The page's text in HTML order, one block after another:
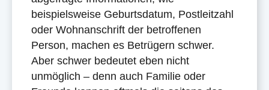
beispielsweise Geburtsdatum, Postleitzahl
oder Wohnanschrift der betroffenen
Person, machen es Betrügern schwer.
Aber schwer bedeutet eben nicht
unmöglich – denn auch Familie oder